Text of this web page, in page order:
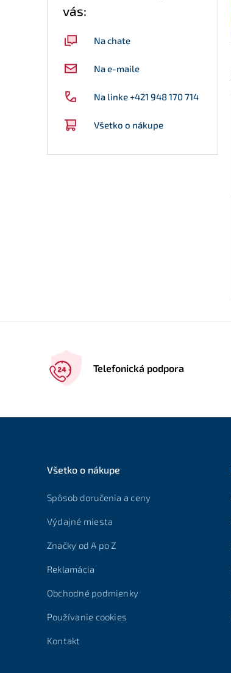
vás:
Na chate
Na e-maile
Na linke +421 948 170 714
Všetko o nákupe
Telefonická podpora
Všetko o nákupe
Spôsob doručenia a ceny
Výdajné miesta
Značky od A po Z
Reklamácia
Obchodné podmienky
Používanie cookies
Kontakt